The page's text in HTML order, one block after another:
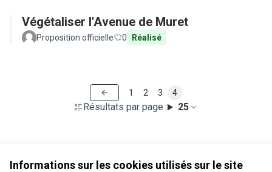
Informations sur les cookies utilisés sur le site
Végétaliser l'Avenue de Muret
Proposition officielle 0 Réalisé
Résultats par page : 25
1 2 3 4